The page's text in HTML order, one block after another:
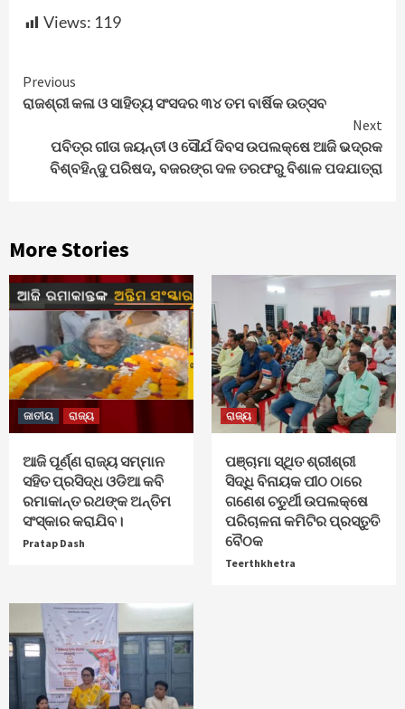
Views: 119
Continue
Reading
Previous
ରାଜଶ୍ରୀ କଳା ଓ ସାହିତ୍ୟ ସଂସଦର ୩୪ ତମ ବାର୍ଷିକ ଉତ୍ସବ
Next
ପବିତ୍ର ଗୀତା ଜୟନ୍ତୀ ଓ ସୌର୍ଯ ଦିବସ ଉପଲକ୍ଷେ ଆଜି ଭଦ୍ରକ
ବିଶ୍ବହିନ୍ଦୁ ପରିଷଦ, ବଜରଙ୍ଗ ଦଳ ତରଫରୁ ବିଶାଳ ପଦଯାତ୍ରା
More Stories
ଜାତୀୟ ରାଜ୍ୟ
ଆଜି ପୂର୍ଣ୍ଣ ରାଜ୍ୟ ସମ୍ମାନ
ସହିତ ପ୍ରସିଦ୍ଧ ଓଡିଆ କବି
ରମାକାନ୍ତ ରଥଙ୍କ ଅନ୍ତିମ
ସଂସ୍କାର କରାଯିବ।
Pratap Dash
ରାଜ୍ୟ
ପଞ୍ଚାମା ସ୍ଥିତ ଶ୍ରୀଶ୍ରୀ
ସିଦ୍ଧି ବିନାୟକ ପୀଠ ଠାରେ
ଗଣେଶ ଚତୁର୍ଥୀ ଉପଲକ୍ଷେ
ପରିଚାଳନା କମିଟିର ପ୍ରସ୍ତୁତି
ବୈଠକ
Teerthkhetra